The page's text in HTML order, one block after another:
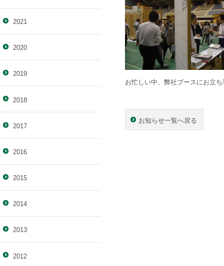
お忙しい中、弊社ブースにお立
お知らせ一覧へ戻る
2021
2020
2019
2018
2017
2016
2015
2014
2013
2012